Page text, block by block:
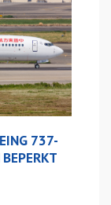
737-